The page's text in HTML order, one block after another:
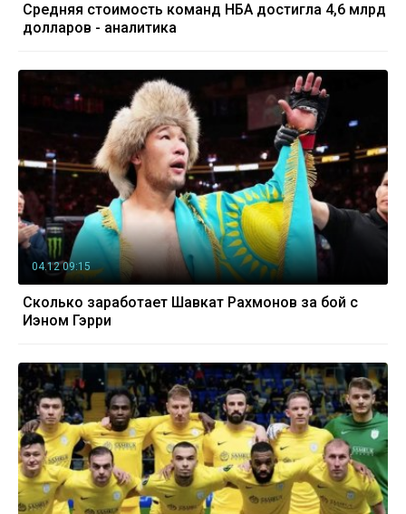
Cредняя стоимость команд НБА достигла 4,6 млрд
долларов - аналитика
04.12 09:15
Сколько заработает Шавкат Рахмонов за бой с
Иэном Гэрри